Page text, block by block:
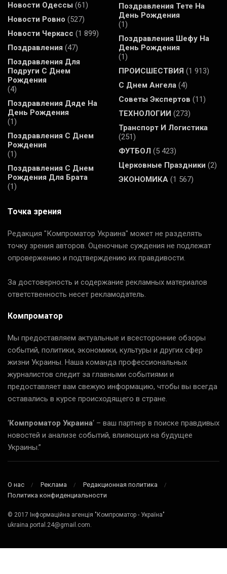
Новости Одессы (61)
Новости Ровно (527)
Новости Черкасс (1 899)
Поздравления (47)
Поздравления Для
Подруги С Днем
Рождения
(4)
Поздравления Дяде На
День Рождения
(1)
Поздравления С Днем
Рождения
(1)
Поздравления С Днем
Рождения Для Брата
(1)
Поздравления Тете На
День Рождения
(1)
Поздравления Шефу На
День Рождения
(1)
ПРОИСШЕСТВИЯ (1 913)
С Днем Ангела (4)
Советы Экспертов (11)
ТЕХНОЛОГИИ (273)
Транспорт И Логистика
(251)
ФУТБОЛ (5 423)
Церковные Праздники (2)
ЭКОНОМИКА (1 567)
Точка зрения
Редакция "Компроматор Украина" может не разделять
точку зрения авторов. Оценочные суждения не подлежат
опровержению и подтверждению их правдивости.
За достоверность и содержание рекламных материалов
ответственность несет рекламодатель.
Компроматор
Мы предоставляем актуальные и всесторонние обзоры
событий, политики, экономики, культуры и других сфер
жизни Украины. Наша команда профессиональных
журналистов следит за главными событиями и
предоставляет вам свежую информацию, чтобы вы всегда
оставались в курсе происходящего в стране.
‘Компроматор Украина‘ – ваш партнер в поиске правдивых
новостей и анализе событий, влияющих на будущее
Украины.”
О нас Реклама
Редакционная политика
Политика конфиденциальности
© 2017 Інформаційна агенція "Компроматор - Україна"
ukraina.portal.24@gmail.com.